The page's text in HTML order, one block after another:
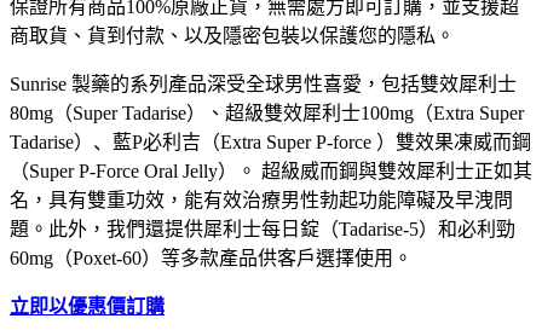
保證所有商品100%原廠正貨，無需處方即可訂購，並支援超
商取貨、貨到付款、以及隱密包裝以保護您的隱私。
Sunrise 製藥的系列產品深受全球男性喜愛，包括雙效犀利士
80mg（Super Tadarise）、超級雙效犀利士100mg（Extra Super
Tadarise） 、藍P必利吉（Extra Super P-force ）雙效果凍威而鋼
（Super P-Force Oral Jelly）
。 超級威而鋼與雙效犀利士正如其
名，具有雙重功效，能有效治療男性勃起功能障礙及早洩問
題。此外，我們還提供犀利士每日錠（Tadarise-5）和必利勁
60mg（Poxet-60）等多款產品供客戶選擇使用。
立即以優惠價訂購